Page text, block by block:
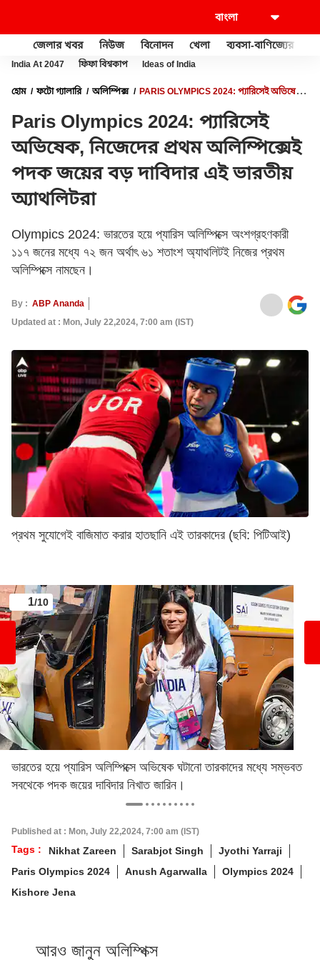
জেলার খবর নিউজ বিনোদন খেলা ব্যবসা-বাণিজ্যের
India At 2047 ফিফা বিশ্বকাপ Ideas of India
হোম ফটো গ্যালারি অলিম্পিক্স
PARIS OLYMPICS 2024: প্যারিসেই অভিষেক,
Paris Olympics 2024: প্যারিসেই
অভিষেক, নিজেদের প্রথম অলিম্পিক্সেই
পদক জয়ের বড় দাবিদার এই ভারতীয়
অ্যাথলিটরা
Olympics 2024: ভারতের হয়ে প্যারিস অলিম্পিক্সে অংশগ্রহণকারী
১১৭ জনের মধ্যে ৭২ জন অর্থাৎ ৬১ শতাংশ অ্যাথলিটই নিজের প্রথম
অলিম্পিক্সে নামছেন।
By : ABP Ananda
Updated at : Mon, July 22,2024, 7:00 am (IST)
প্রথম সুযোগেই বাজিমাত করার হাতছানি এই তারকাদের (ছবি: পিটিআই)
1/10
ভারতের হয়ে প্যারিস অলিম্পিক্সে অভিষেক ঘটানো তারকাদের মধ্যে সম্ভবত
সবথেকে পদক জয়ের দাবিদার নিখাত জারিন।
Published at : Mon, July 22,2024, 7:00 am (IST)
Tags : Nikhat Zareen Sarabjot Singh
Jyothi Yarraji
Paris Olympics 2024
Anush Agarwalla
Olympics 2024
Kishore Jena
আরও জানুন অলিম্পিক্স